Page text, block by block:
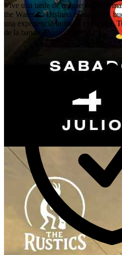
Vive una tarde de reggae frente al
the Water🌊. Disfruta el atardecer,
una experiencia íntima y exclusiva.
de la banda 🎁.